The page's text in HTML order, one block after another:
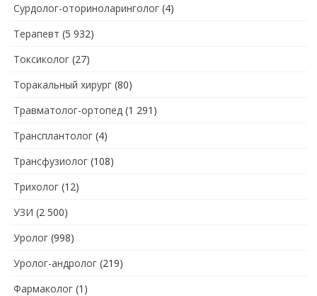
Сурдолог-оториноларинголог (4)
Терапевт (5 932)
Токсиколог (27)
Торакальный хирург (80)
Травматолог-ортопед (1 291)
Трансплантолог (4)
Трансфузиолог (108)
Трихолог (12)
УЗИ (2 500)
Уролог (998)
Уролог-андролог (219)
Фармаколог (1)